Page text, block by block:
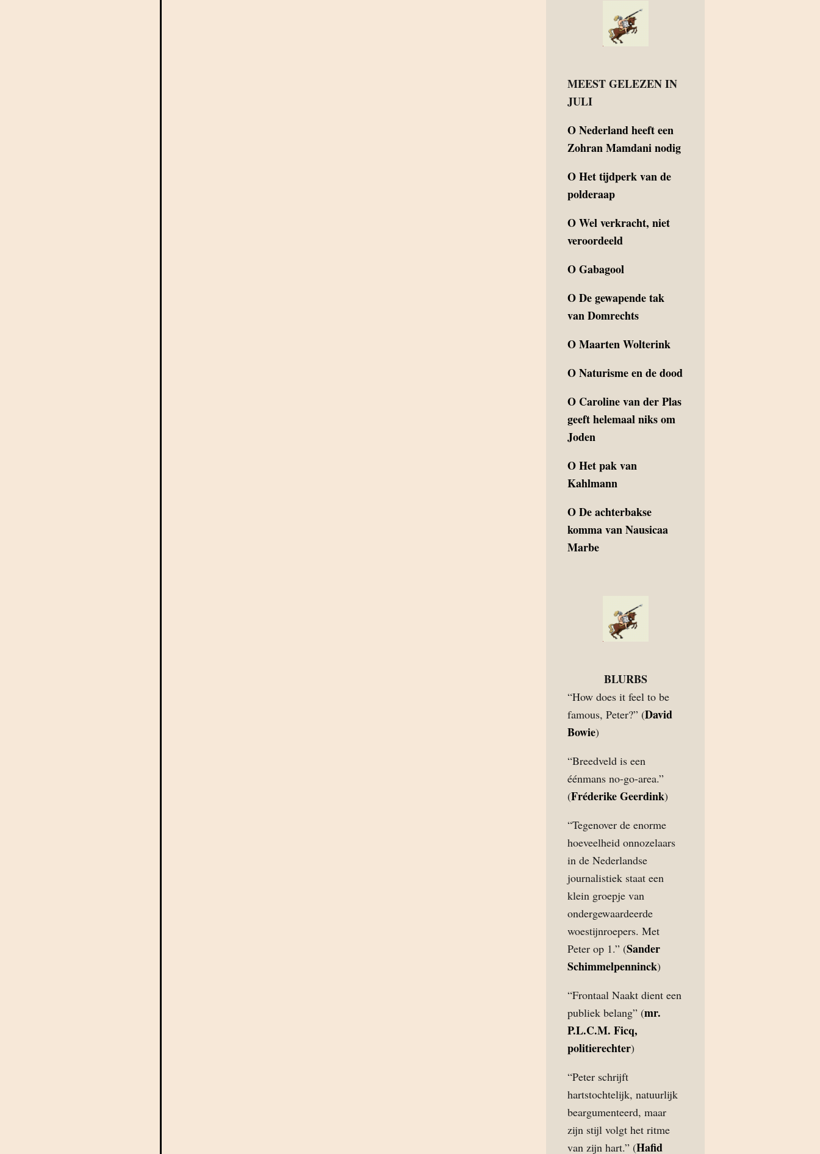
MEEST GELEZEN IN
JULI
ONederland heeft een
Zohran Mamdani nodig
OHet tijdperk van de
polderaap
OWel verkracht, niet
veroordeeld
OGabagool
ODe gewapende tak
van Domrechts
OMaarten Wolterink
ONaturisme en de dood
O Caroline van der Plas
geeft helemaal niks om
Joden
OHet pak van
Kahlmann
ODe achterbakse
komma van Nausicaa
Marbe
BLURBS
“How does it feel to be
famous, Peter?” (David
Bowie)
“Breedveld is een
éénmans no-go-area.”
(Fréderike Geerdink)
“Tegenover de enorme
hoeveelheid onnozelaars
in de Nederlandse
journalistiek staat een
klein groepje van
ondergewaardeerde
woestijnroepers. Met
Peter op 1.” (Sander
Schimmelpenninck)
“Frontaal Naakt dient een
publiek belang” (mr.
P.L.C.M. Ficq,
politierechter)
“Peter schrijft
hartstochtelijk, natuurlijk
beargumenteerd, maar
zijn stijl volgt het ritme
van zijn hart.” (Hafid